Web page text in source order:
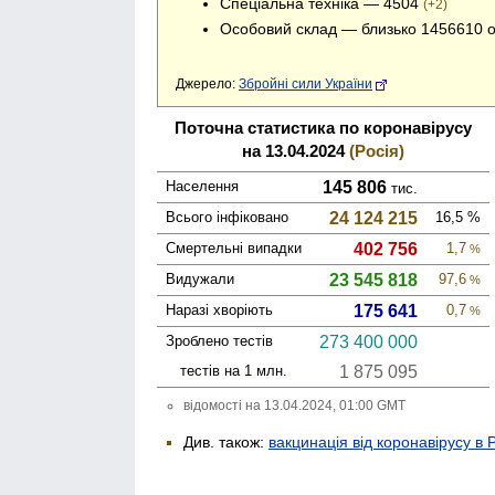
(+2)
Особовий склад — близько 1456610
Джерело: Збройні сили України
Поточна статистика по коронавірусу
на 13.04.2024(Росія)
Населення 145 806 тис.
Всього інфі­ковано
24 124 215 16,5 %
Смер­тельні випадки
402 756 1,7 %
Виду­жали 23 545 818 97,6 %
Наразі хворіють 175 641 0,7 %
Зроблено тестів 273 400 000
тестів на 1 млн. 1 875 095
відомості на 13.04.2024, 01:00 GMT
Див. також: вакцинація від коронавірусу в